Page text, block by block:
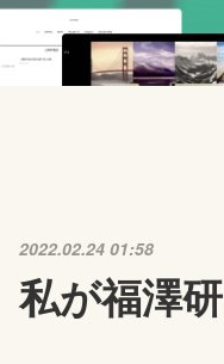
2022.02.24 01:58
私が福澤